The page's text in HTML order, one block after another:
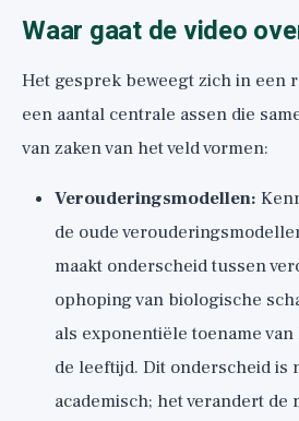
Waar gaat de video
Het gesprek beweegt zich in een
een aantal centrale assen die
van zaken van het veld vormen:
Verouderingsmodellen:
de oude
maakt onderscheid tussen
ophoping van biologische
als exponentiële toename
de leeftijd. Dit onderscheid is
academisch; het verandert de